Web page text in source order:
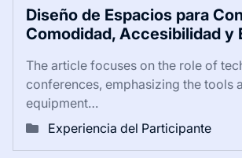
Diseño de Espacios para
Comodidad, Accesibilidad y
The article focuses on the role of
conferences, emphasizing the tools
equipment…
Experiencia del Participante